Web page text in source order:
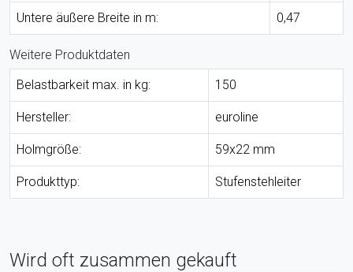
Untere äußere Breite in m: 0,47
Weitere Produktdaten
Belastbarkeit max. in kg:
150
Hersteller: euroline
Holmgröße: 59x22 mm
Produkttyp: Stufenstehleiter
Wird oft zusammen gekauft